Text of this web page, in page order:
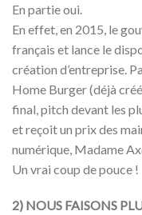
En partie oui.
En effet, en 2015, le
français et lance le
création d’entreprise.
Home Burger (déjà
final, pitch devant les
et reçoit un prix des
numérique, Madame
Un vrai coup de pouce !
2) NOUS FAISONS